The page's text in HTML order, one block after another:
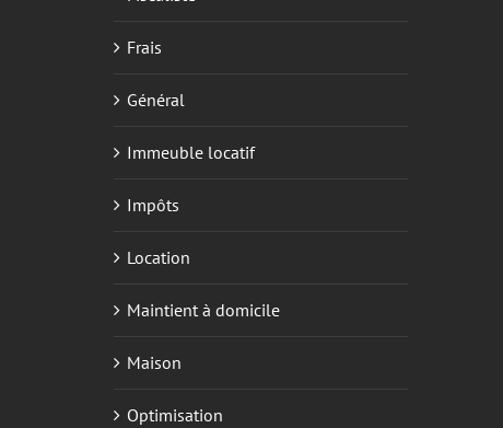
Frais
Général
Immeuble locatif
Impôts
Location
Maintient à domicile
Maison
Optimisation